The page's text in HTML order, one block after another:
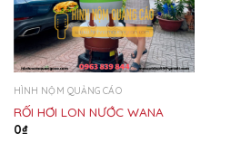
HÌNH NỘM QUẢNG CÁO
RỐI HƠI LON NƯỚC WANA
0₫